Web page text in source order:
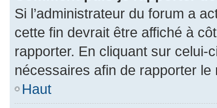
Si l’administrateur du forum a
cette fin devrait être affiché à
rapporter. En cliquant sur
nécessaires afin de rapporter le
Haut